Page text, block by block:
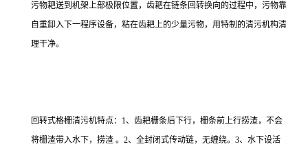
污物耙送到机架上部极限位置，齿耙在链条回转换向的过程中，污物靠
自重卸入下一程序设备，粘在齿耙上的少量污物，用特制的清污机构清
理干净。
回转式格栅清污机特点：1、齿耙栅条后下行，栅条前上行捞渣，不会
将栅渣带入水下，捞渣 。2、全封闭式传动链，无缠绕。3、水下设活